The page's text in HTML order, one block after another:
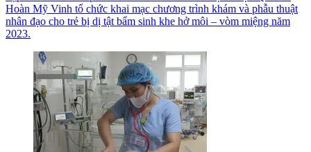
Hoàn Mỹ Vinh tổ chức khai mạc chương trình khám và phẫu thuật
nhân đạo cho trẻ bị dị tật bẩm sinh khe hở môi – vòm miệng năm
2023.